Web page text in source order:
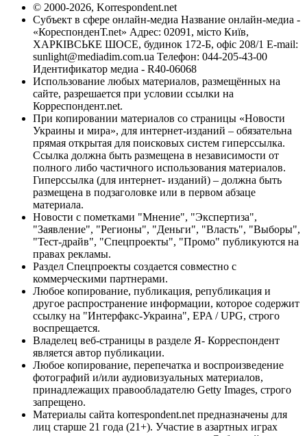
© 2000-2026, Korrespondent.net
Субъект в сфере онлайн-медиа Название онлайн-медиа -
«КореспонденТ.net» Адрес: 02091, місто Київ,
ХАРКІВСЬКЕ ШОСЕ, будинок 172-Б, офіс 208/1 E-mail:
sunlight@mediadim.com.ua Телефон: 044-205-43-00
Идентификатор медиа - R40-06068
Использование любых материалов, размещённых на
сайте, разрешается при условии ссылки на
Корреспондент.net.
При копировании материалов со страницы «Новости
Украины и мира», для интернет-изданий – обязательна
прямая открытая для поисковых систем гиперссылка.
Ссылка должна быть размещена в независимости от
полного либо частичного использования материалов.
Гиперссылка (для интернет- изданий) – должна быть
размещена в подзаголовке или в первом абзаце
материала.
Новости с пометками "Мнение", "Экспертиза",
"Заявление", "Регионы", "Деньги", "Власть", "Выборы",
"Тест-драйв", "Спецпроекты", "Промо" публикуются на
правах рекламы.
Раздел Спецпроекты создается совместно с
коммерческими партнерами.
Любое копирование, публикация, републикация и
другое распространение информации, которое содержит
ссылку на "Интерфакс-Украина", EPA / UPG, строго
воспрещается.
Владелец веб-страницы в разделе Я- Корреспондент
является автор публикации.
Любое копирование, перепечатка и воспроизведение
фотографий и/или аудиовизуальных материалов,
принадлежащих правообладателю Getty Images, строго
запрещено.
Материалы сайта korrespondent.net предназначены для
лиц старше 21 года (21+). Участие в азартных играх